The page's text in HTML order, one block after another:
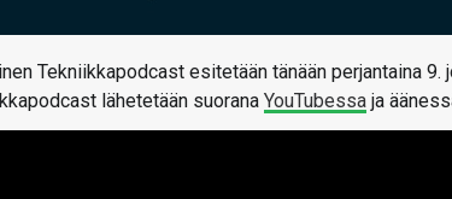
Tekniikkapodcast esitetään tänään perjantaina 9.
lähetetään suorana YouTubessa ja